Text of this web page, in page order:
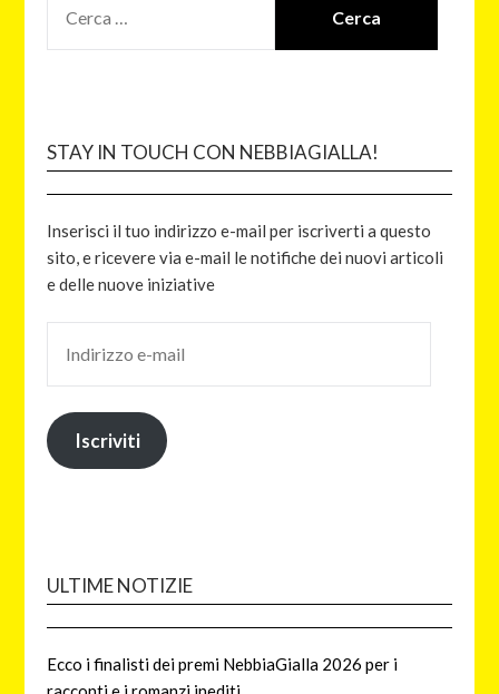
STAY IN TOUCH CON NEBBIAGIALLA!
Inserisci il tuo indirizzo e-mail per iscriverti a questo
sito, e ricevere via e-mail le notifiche dei nuovi articoli
e delle nuove iniziative
Iscriviti
ULTIME NOTIZIE
Ecco i finalisti dei premi NebbiaGialla 2026 per i